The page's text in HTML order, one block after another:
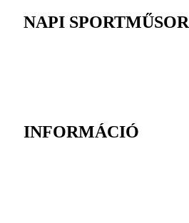
NAPI SPORTMŰSOR
INFORMÁCIÓ